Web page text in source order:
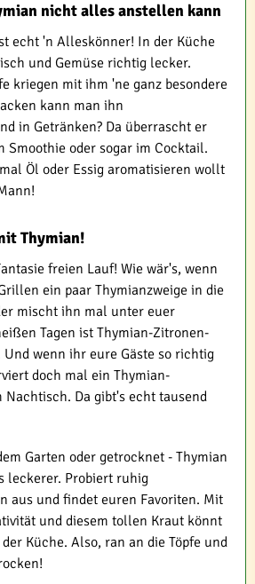
nicht alles anstellen kann
echt 'n Alleskönner! In der Küche
und Gemüse richtig lecker.
kriegen mit ihm 'ne ganz besondere
kann man ihn
in Getränken? Da überrascht er
Smoothie oder sogar im Cocktail.
Öl oder Essig aromatisieren wollt
Thymian!
freien Lauf! Wie wär's, wenn
ein paar Thymianzweige in die
mischt ihn mal unter euer
Tagen ist Thymian-Zitronen-
Und wenn ihr eure Gäste so richtig
doch mal ein Thymian-
Nachtisch. Da gibt's echt tausend
Garten oder getrocknet - Thymian
leckerer. Probiert ruhig
aus und findet euren Favoriten. Mit
und diesem tollen Kraut könnt
Küche. Also, ran an die Töpfe und